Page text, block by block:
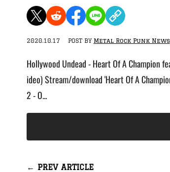
2020.10.17 POST BY Metal Rock Punk News
Hollywood Undead - Heart Of A Champion
ideo) Stream/download 'Heart Of A
2 - O...
← PREV ARTICLE